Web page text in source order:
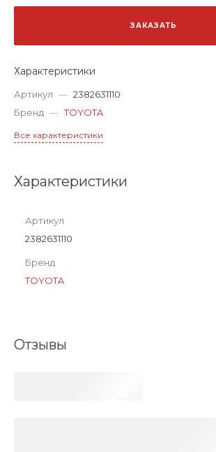
ЗАКАЗАТЬ
Характеристики
Артикул — 2382631110
Бренд — TOYOTA
Все характеристики
Характеристики
Артикул
2382631110
Бренд
TOYOTA
Отзывы